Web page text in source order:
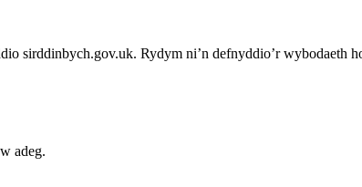
sirddinbych.gov.uk. Rydym ni’n defnyddio’r
adeg.